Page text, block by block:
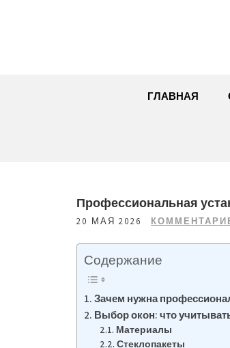
ГЛАВНАЯ
Профессиональная
20 МАЯ 2026
Содержание
Зачем нужна
Выбор окон: что
Материалы
Стеклопакеты